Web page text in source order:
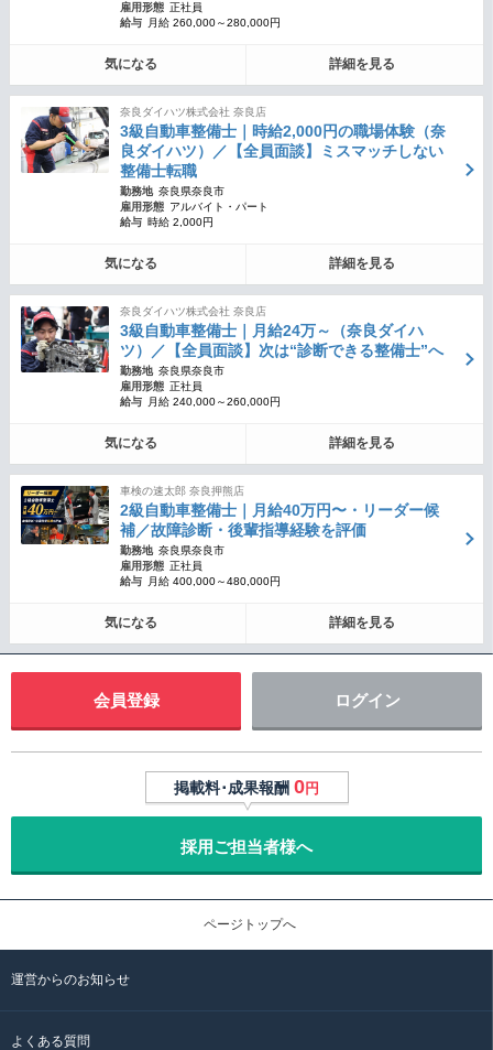
雇用形態 正社員
給与
月給 260,000～280,000円
気になる 詳細を見る
奈良ダイハツ株式会社 奈良店
3級自動車整備士｜時給2,000円の職場体験（奈
良ダイハツ）／【全員面談】ミスマッチしない
整備士転職
勤務地 奈良県奈良市
雇用形態 アルバイト・パート
給与 時給 2,000円
気になる 詳細を見る
奈良ダイハツ株式会社 奈良店
3級自動車整備士｜月給24万～（奈良ダイハ
ツ）／【全員面談】次は“診断できる整備士”へ
勤務地 奈良県奈良市
雇用形態 正社員
給与
月給 240,000～260,000円
気になる 詳細を見る
車検の速太郎 奈良押熊店
2級自動車整備士｜月給40万円〜・リーダー候
補／故障診断・後輩指導経験を評価
勤務地 奈良県奈良市
雇用形態 正社員
給与
月給 400,000～480,000円
気になる 詳細を見る
会員登録 ログイン
掲載料･成果報酬 0円
採用ご担当者様へ
ページトップへ
運営からのお知らせ
よくある質問